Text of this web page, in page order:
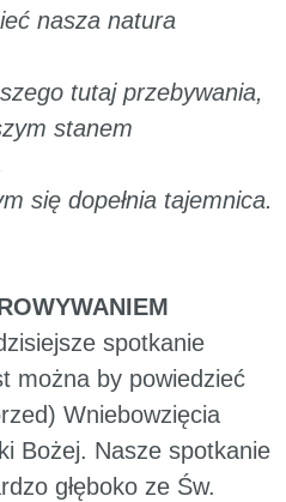
nasza natura
tutaj przebywania,
stanem
się dopełnia tajemnica.
spotkanie
można by powiedzieć
Wniebowzięcia
Bożej. Nasze spotkanie
głęboko ze Św.